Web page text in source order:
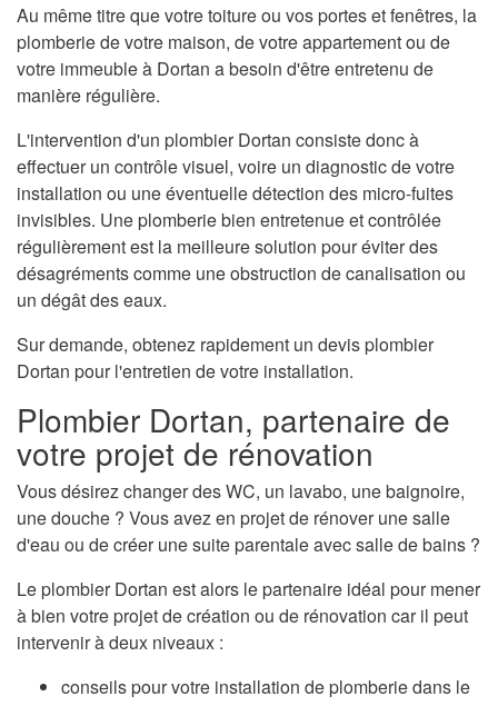
Au même titre que votre toiture ou vos portes et fenêtres, la
plomberie de votre maison, de votre appartement ou de
votre immeuble à Dortan a besoin d'être entretenu de
manière régulière.
L'intervention d'un plombier Dortan consiste donc à
effectuer un contrôle visuel, voire un diagnostic de votre
installation ou une éventuelle détection des micro-fuites
invisibles. Une plomberie bien entretenue et contrôlée
régulièrement est la meilleure solution pour éviter des
désagréments comme une obstruction de canalisation ou
un dégât des eaux.
Sur demande, obtenez rapidement un devis plombier
Dortan pour l'entretien de votre installation.
Plombier Dortan, partenaire de
votre projet de rénovation
Vous désirez changer des WC, un lavabo, une baignoire,
une douche ? Vous avez en projet de rénover une salle
d'eau ou de créer une suite parentale avec salle de bains ?
Le plombier Dortan est alors le partenaire idéal pour mener
à bien votre projet de création ou de rénovation car il peut
intervenir à deux niveaux :
conseils pour votre installation de plomberie dans le